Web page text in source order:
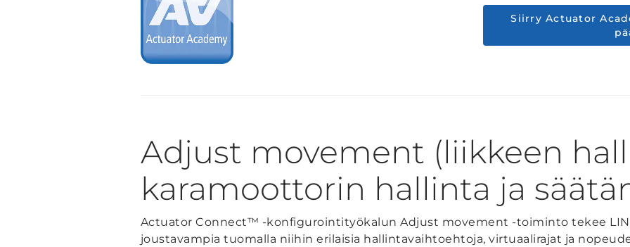
Siirry Actuator
Adjust movement (liikkeen
karamoottorin hallinta ja
Actuator Connect™ -konfigurointityökalun Adjust movement -toiminto tekee
joustavampia tuomalla niihin erilaisia hallintavaihtoehtoja, virtuaalirajat ja